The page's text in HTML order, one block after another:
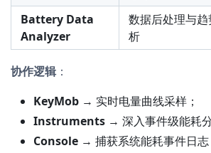
Battery Data
Analyzer
数据后处理与趋
析
协作逻辑：
KeyMob → 实时电量曲线采样；
Instruments → 深入事件级能耗
Console → 捕获系统能耗事件日志